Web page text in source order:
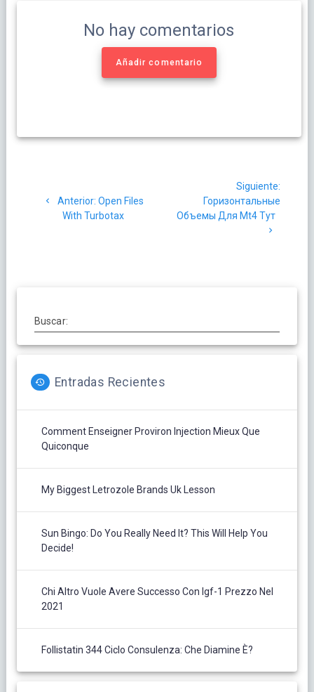
No hay comentarios
Añadir comentario
Anterior: Post
anterior:
Open Files
With Turbotax
Siguiente:
post:
Горизонтальные
Объемы Для Mt4 Тут
Buscar:
Entradas Recientes
Comment Enseigner Proviron Injection Mieux Que
Quiconque
My Biggest Letrozole Brands Uk Lesson
Sun Bingo: Do You Really Need It? This Will Help You
Decide!
Chi Altro Vuole Avere Successo Con Igf-1 Prezzo Nel
2021
Follistatin 344 Ciclo Consulenza: Che Diamine È?